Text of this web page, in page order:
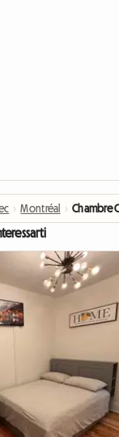
› Montréal › Chambre